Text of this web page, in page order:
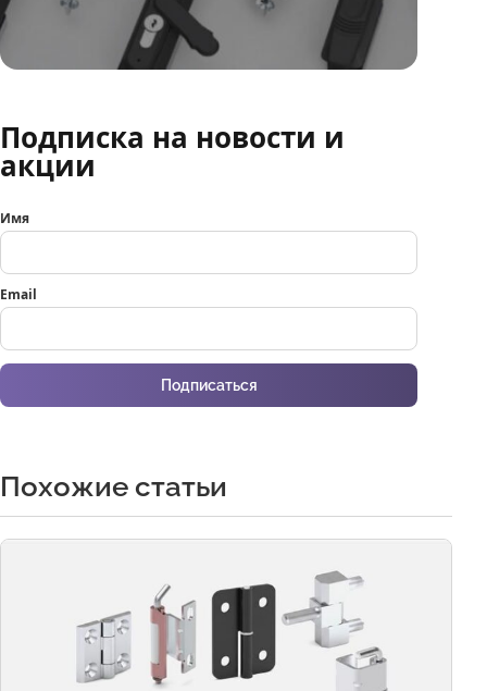
Подписка на новости и
акции
Имя
Email
Подписаться
Похожие статьи